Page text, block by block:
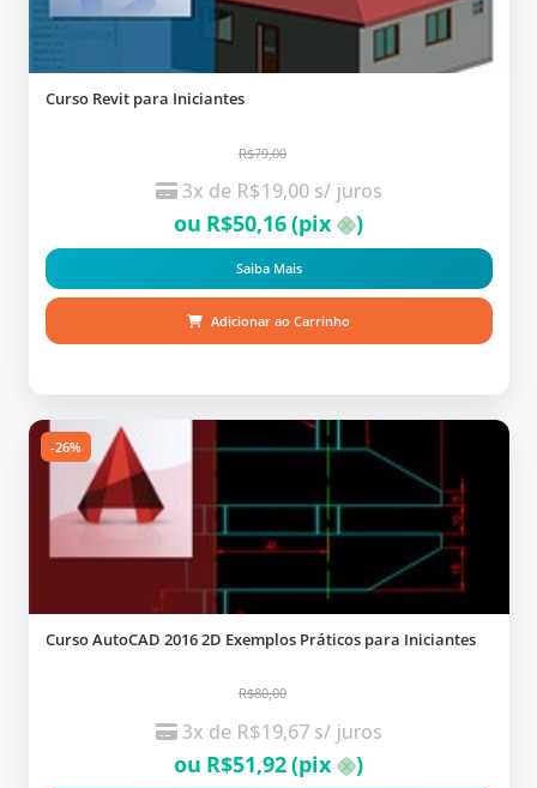
Curso Revit para Iniciantes
R$79,00
3x de R$19,00 s/ juros
ou R$50,16(pix )
Saiba Mais
Adicionar ao Carrinho
-26%
Curso AutoCAD 2016 2D Exemplos Práticos para Iniciantes
R$80,00
3x de R$19,67 s/ juros
ou R$51,92(pix )